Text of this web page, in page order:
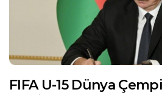
FIFA U-15 Dünya